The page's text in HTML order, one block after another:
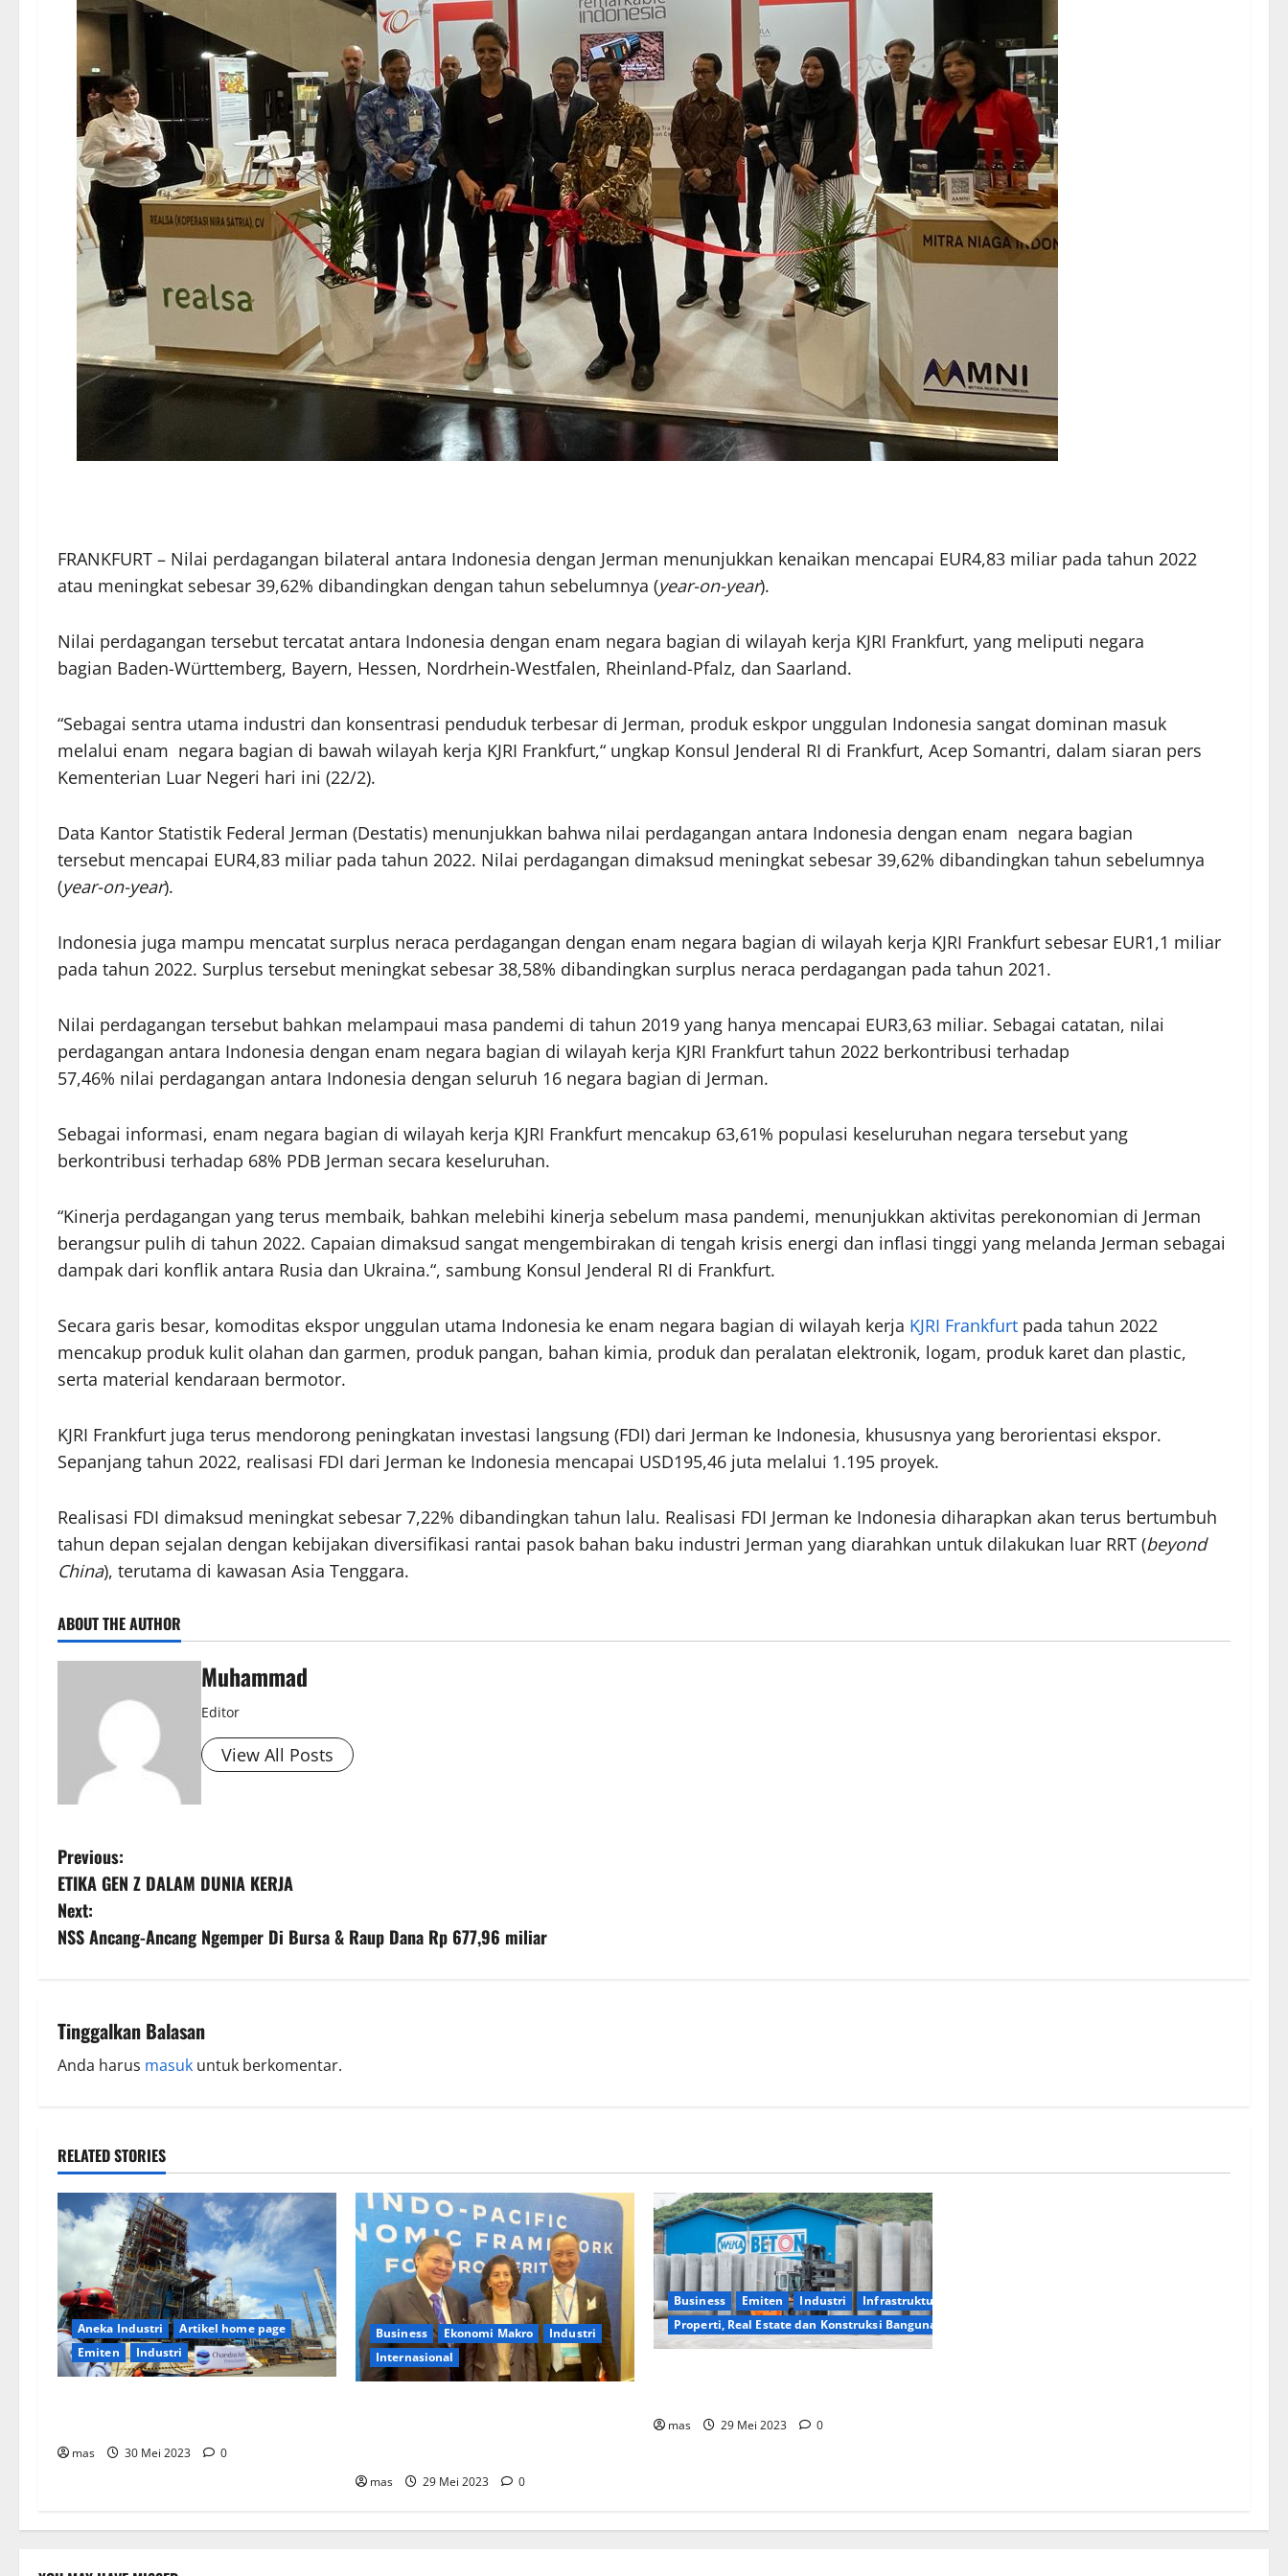
FRANKFURT – Nilai perdagangan bilateral antara Indonesia dengan Jerman menunjukkan kenaikan mencapai EUR4,83 miliar pada tahun 2022
atau meningkat sebesar 39,62% dibandingkan dengan tahun sebelumnya (year-on-year).
Nilai perdagangan tersebut tercatat antara Indonesia dengan enam negara bagian di wilayah kerja KJRI Frankfurt, yang meliputi negara
bagian Baden-Württemberg, Bayern, Hessen, Nordrhein-Westfalen, Rheinland-Pfalz, dan Saarland.
“Sebagai sentra utama industri dan konsentrasi penduduk terbesar di Jerman, produk eskpor unggulan Indonesia sangat dominan masuk
melalui enam negara bagian di bawah wilayah kerja KJRI Frankfurt,“ ungkap Konsul Jenderal RI di Frankfurt, Acep Somantri, dalam siaran pers
Kementerian Luar Negeri hari ini (22/2).
Data Kantor Statistik Federal Jerman (Destatis) menunjukkan bahwa nilai perdagangan antara Indonesia dengan enam negara bagian
tersebut mencapai EUR4,83 miliar pada tahun 2022. Nilai perdagangan dimaksud meningkat sebesar 39,62% dibandingkan tahun sebelumnya
(year-on-year).
Indonesia juga mampu mencatat surplus neraca perdagangan dengan enam negara bagian di wilayah kerja KJRI Frankfurt sebesar EUR1,1 miliar
pada tahun 2022. Surplus tersebut meningkat sebesar 38,58% dibandingkan surplus neraca perdagangan pada tahun 2021.
Nilai perdagangan tersebut bahkan melampaui masa pandemi di tahun 2019 yang hanya mencapai EUR3,63 miliar. Sebagai catatan, nilai
perdagangan antara Indonesia dengan enam negara bagian di wilayah kerja KJRI Frankfurt tahun 2022 berkontribusi terhadap
57,46% nilai perdagangan antara Indonesia dengan seluruh 16 negara bagian di Jerman.
Sebagai informasi, enam negara bagian di wilayah kerja KJRI Frankfurt mencakup 63,61% populasi keseluruhan negara tersebut yang
berkontribusi terhadap 68% PDB Jerman secara keseluruhan.
“Kinerja perdagangan yang terus membaik, bahkan melebihi kinerja sebelum masa pandemi, menunjukkan aktivitas perekonomian di Jerman
berangsur pulih di tahun 2022. Capaian dimaksud sangat mengembirakan di tengah krisis energi dan inflasi tinggi yang melanda Jerman sebagai
dampak dari konflik antara Rusia dan Ukraina.“, sambung Konsul Jenderal RI di Frankfurt.
Secara garis besar, komoditas ekspor unggulan utama Indonesia ke enam negara bagian di wilayah kerja KJRI Frankfurt pada tahun 2022
mencakup produk kulit olahan dan garmen, produk pangan, bahan kimia, produk dan peralatan elektronik, logam, produk karet dan plastic,
serta material kendaraan bermotor.
​KJRI Frankfurt juga terus mendorong peningkatan investasi langsung (FDI) dari Jerman ke Indonesia, khususnya yang berorientasi ekspor.
Sepanjang tahun 2022, realisasi FDI dari Jerman ke Indonesia mencapai USD195,46 juta melalui 1.195 proyek.
Realisasi FDI dimaksud meningkat sebesar 7,22% dibandingkan tahun lalu. Realisasi FDI Jerman ke Indonesia diharapkan akan terus bertumbuh
tahun depan sejalan dengan kebijakan diversifikasi rantai pasok bahan baku industri Jerman yang diarahkan untuk dilakukan luar RRT (beyond
China), terutama di kawasan Asia Tenggara.
ABOUT THE AUTHOR
Muhammad
Editor
View All Posts
Previous:
ETIKA GEN Z DALAM DUNIA KERJA
Next:
NSS Ancang-Ancang Ngemper Di Bursa & Raup Dana Rp 677,96 miliar
Tinggalkan Balasan
Anda harus masuk untuk berkomentar.
RELATED STORIES
Aneka Industri
Artikel home page
Emiten
Industri
mas 30 Mei 2023 0
Business Ekonomi Makro
Industri
Internasional
mas 29 Mei 2023 0
Business Emiten Industri
Infrastruktur
Properti, Real Estate dan Konstruksi Bangunan
mas 29 Mei 2023 0